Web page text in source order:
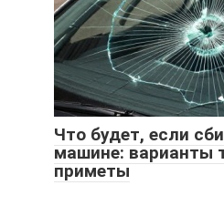
Что будет, если
машине: варианты
приметы